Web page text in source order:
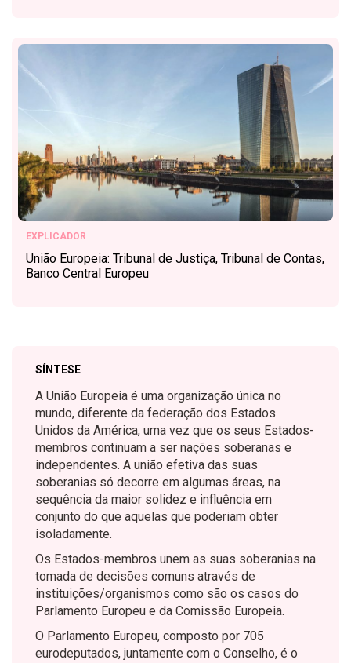
EXPLICADOR
União Europeia: Tribunal de Justiça, Tribunal de Contas,
Banco Central Europeu
SÍNTESE
A União Europeia é uma organização única no
mundo, diferente da federação dos Estados
Unidos da América, uma vez que os seus Estados-
membros continuam a ser nações soberanas e
independentes. A união efetiva das suas
soberanias só decorre em algumas áreas, na
sequência da maior solidez e influência em
conjunto do que aquelas que poderiam obter
isoladamente.
Os Estados-membros unem as suas soberanias na
tomada de decisões comuns através de
instituições/organismos como são os casos do
Parlamento Europeu e da Comissão Europeia.
O Parlamento Europeu, composto por 705
eurodeputados, juntamente com o Conselho, é o